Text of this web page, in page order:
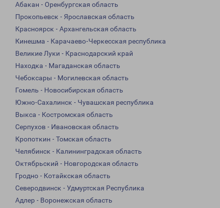
Абакан - Оренбургская область
Прокопьевск - Ярославская область
Красноярск - Архангельская область
Кинешма - Карачаево-Черкесская республика
Великие Луки - Краснодарский край
Находка - Магаданская область
Чебоксары - Могилевская область
Гомель - Новосибирская область
Южно-Сахалинск - Чувашская республика
Выкса - Костромская область
Серпухов - Ивановская область
Кропоткин - Томская область
Челябинск - Калининградская область
Октябрьский - Новгородская область
Гродно - Котайкская область
Северодвинск - Удмуртская Республика
Адлер - Воронежская область